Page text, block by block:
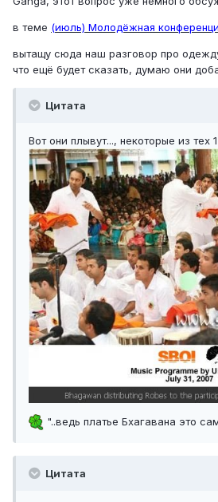
в теме (июль) Молодёжная
вытащу сюда наш разговор про
что ещё будет сказать, думаю они
Цитата
Вот они плывут..., некоторые из тех
"..ведь платье Бхагавана это
Цитата